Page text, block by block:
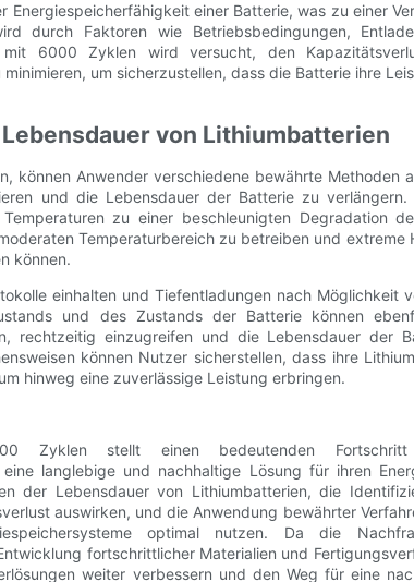
einer Batterie, was zu einer
durch Faktoren wie Betriebsbedingungen,
mit 6000 Zyklen wird versucht, den
um sicherzustellen, dass die Batterie ihre
von Lithiumbatterien
können Anwender verschiedene bewährte Methoden
und die Lebensdauer der Batterie zu verlängern.
zu einer beschleunigten Degradation
Temperaturbereich zu betreiben und extreme
können.
einhalten und Tiefentladungen nach Möglichkeit
und des Zustands der Batterie können
rechtzeitig einzugreifen und die Lebensdauer der
können Nutzer sicherstellen, dass ihre
hinweg eine zuverlässige Leistung erbringen.
Zyklen stellt einen bedeutenden
langlebige und nachhaltige Lösung für ihren
der Lebensdauer von Lithiumbatterien, die
auswirken, und die Anwendung bewährter
optimal nutzen. Da die
fortschrittlicher Materialien und
weiter verbessern und den Weg für eine